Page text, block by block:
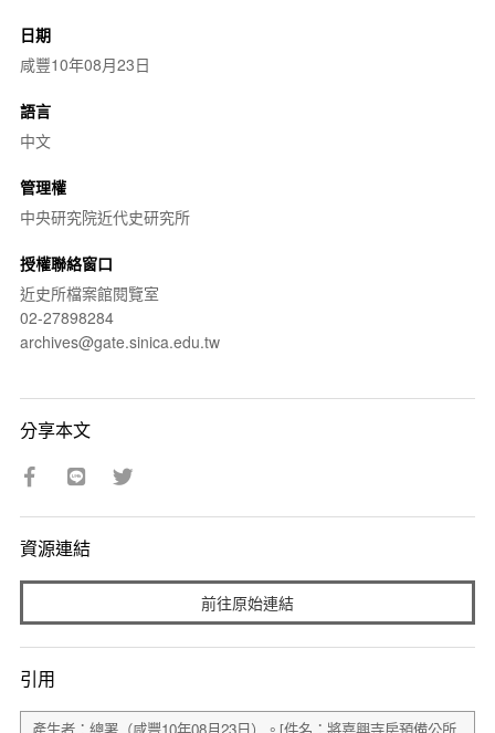
日期
咸豐10年08月23日
語言
中文
管理權
中央研究院近代史研究所
授權聯絡窗口
近史所檔案館閱覽室
02-27898284
archives@gate.sinica.edu.tw
分享本文
資源連結
前往原始連結
引用